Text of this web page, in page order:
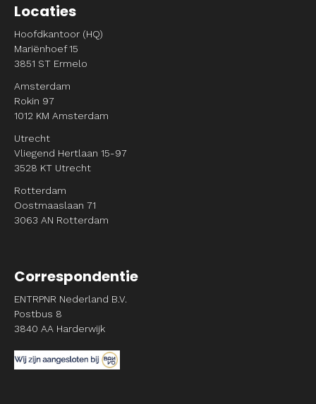
Locaties
Hoofdkantoor (HQ)
Mariënhoef 15
3851 ST Ermelo
Amsterdam
Rokin 97
1012 KM Amsterdam
Utrecht
Vliegend Hertlaan 15-97
3528 KT Utrecht
Rotterdam
Oostmaaslaan 71
3063 AN Rotterdam
Correspondentie
ENTRPNR Nederland B.V.
Postbus 8
3840 AA Harderwijk